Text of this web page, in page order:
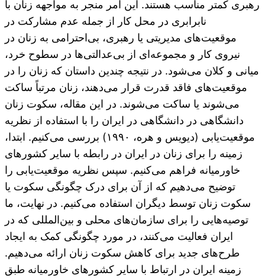
رهبری کمتر مناسب هستند. این امر منجر به مواجهه زنان با
نابرابری در محل کار از جمله عدم مشارکت در
موقعیت‌های مدیریتی یا رهبری، بی‌احترامی به زنان در
نیروی کار و مجموعه‌ای از بی‌عدالتی‌ها در سطوح خرد،
میانی و کلان می‌شود. در نتیجه چندین داستان که زنان را در
موقعیت‌های فاقد قدرت قرار می‌دهند، زنان مرتباً ساکت
می‌شوند یا ساکت می‌شوند. در این مقاله، سکوت زنان
دانشگاهی در دانشگاهی در ایران را با استفاده از نظریه
موقعیت‌یابی (دیویس و هره، ۱۹۹۰) بررسی می‌کنیم. ابتدا،
زمینه را برای زنان در ایران در رابطه با سایر کشورهای
خاورمیانه فراهم می‌کنیم. سپس نظریه موقعیت‌یابی را
توضیح می‌دهیم که از آن برای درک چگونگی سکوت یا
سکوت زنان توسط دیگران استفاده می‌کنیم. در نهایت، ما
توصیه‌هایی را برای سازمان‌های محلی و بین‌المللی که در
ایران فعالیت می‌کنند، در مورد چگونگی کمک به ایجاد
طرح‌های جدید برای کاهش سکوت زنان ارائه می‌دهیم.
زمینه ایران در ارتباط با سایر کشورهای خاورمیانه طبق